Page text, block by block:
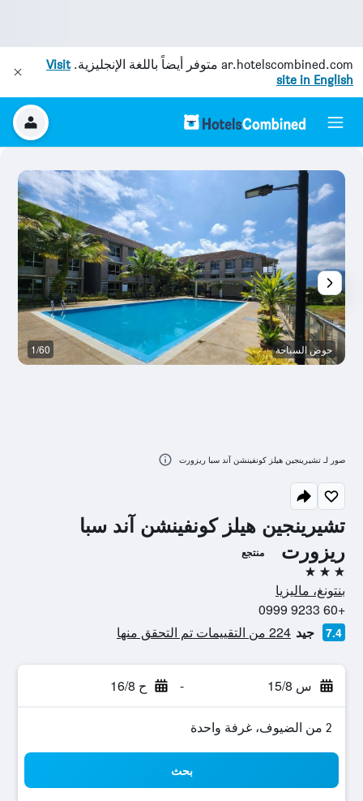
ar.hotelscombined.com متوفر أيضاً باللغة الإنجليزية.Visit
site in English
تشيرينجين هيلز كونفينشن آند سبا
ريزورت
منتجع
3 نجوم
بنتونغ، ماليزيا
+60 9233 0999
7.4 جيد 224 من التقييمات تم التحقق منها
س 15/8 - ح 16/8
2 من الضيوف، غرفة واحدة
بحث
حوض السباحة 1/60
صور لـ تشيرينجين هيلز كونفينشن آند سبا ريزورت